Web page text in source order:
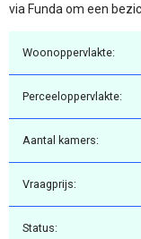
via Funda om een
Woonoppervlakte:
Perceeloppervlakte:
Aantal kamers:
Vraagprijs:
Status: